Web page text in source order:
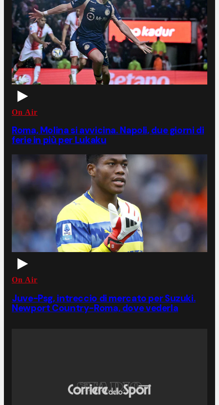
On Air
Roma, Molina si avvicina. Napoli, due giorni di
ferie in più per Lukaku
On Air
Juve-Psg, intreccio di mercato per Suzuki.
Newport Country-Roma, dove vederla